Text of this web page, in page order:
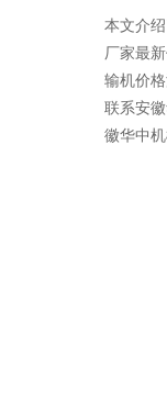
本文介
厂家最
输机价
联系安
徽华中